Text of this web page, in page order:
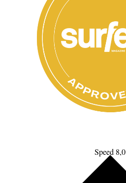
Speed 8,0